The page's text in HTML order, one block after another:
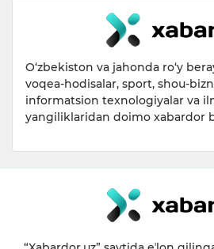
O‘zbekiston va jahonda ro‘y
voqea-hodisalar, sport, shou-
informatsion texnologiyalar va
yangiliklaridan doimo xabardor